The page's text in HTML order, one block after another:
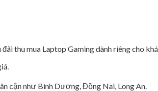
thu mua Laptop Gaming dành riêng cho
cận như Bình Dương, Đồng Nai, Long An.